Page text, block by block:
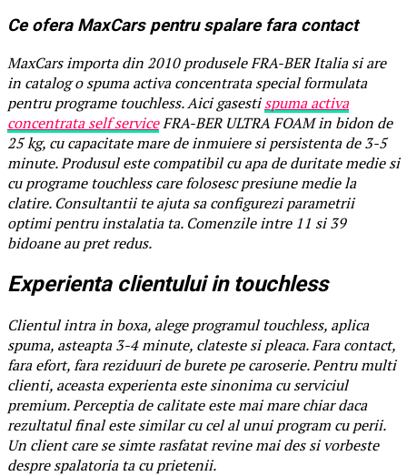
Ce ofera MaxCars pentru spalare fara contact
MaxCars importa din 2010 produsele FRA-BER Italia si are
in catalog o spuma activa concentrata special formulata
pentru programe touchless. Aici gasestispuma activa
concentrata self serviceFRA-BER ULTRA FOAM in bidon de
25 kg, cu capacitate mare de inmuiere si persistenta de 3-5
minute. Produsul este compatibil cu apa de duritate medie si
cu programe touchless care folosesc presiune medie la
clatire. Consultantii te ajuta sa configurezi parametrii
optimi pentru instalatia ta. Comenzile intre 11 si 39
bidoane au pret redus.
Experienta clientului in touchless
Clientul intra in boxa, alege programul touchless, aplica
spuma, asteapta 3-4 minute, clateste si pleaca. Fara contact,
fara efort, fara reziduuri de burete pe caroserie. Pentru multi
clienti, aceasta experienta este sinonima cu serviciul
premium. Perceptia de calitate este mai mare chiar daca
rezultatul final este similar cu cel al unui program cu perii.
Un client care se simte rasfatat revine mai des si vorbeste
despre spalatoria ta cu prietenii.